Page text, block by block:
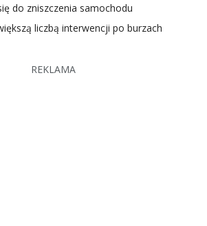
do zniszczenia samochodu
liczbą interwencji po burzach
REKLAMA